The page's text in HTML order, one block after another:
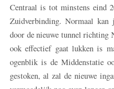
Centraal is tot minstens eind
Zuidverbinding. Normaal
door de nieuwe tunnel richting
ook effectief gaat lukken is
ogenblik is de Middenstatie
gestoken, al zal de nieuwe